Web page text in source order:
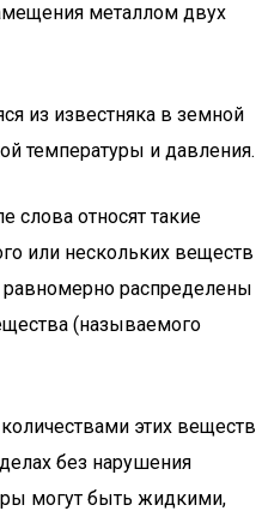
металлом двух
из известняка в земной
температуры и давления.
относят такие
или нескольких веществ
распределены
(называемого
этих веществ
без нарушения
могут быть жидкими,